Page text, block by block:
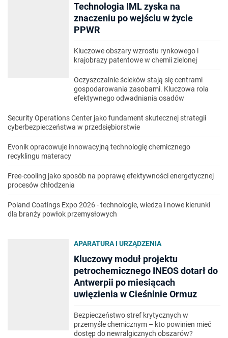
Technologia IML zyska na
znaczeniu po wejściu w życie
PPWR
Kluczowe obszary wzrostu rynkowego i
krajobrazy patentowe w chemii zielonej
Oczyszczalnie ścieków stają się centrami
gospodarowania zasobami. Kluczowa rola
efektywnego odwadniania osadów
Security Operations Center jako fundament skutecznej strategii
cyberbezpieczeństwa w przedsiębiorstwie
Evonik opracowuje innowacyjną technologię chemicznego
recyklingu materacy
Free-cooling jako sposób na poprawę efektywności energetycznej
procesów chłodzenia
Poland Coatings Expo 2026 - technologie, wiedza i nowe kierunki
dla branży powłok przemysłowych
APARATURA I URZĄDZENIA
Kluczowy moduł projektu
petrochemicznego INEOS dotarł do
Antwerpii po miesiącach
uwięzienia w Cieśninie Ormuz
Bezpieczeństwo stref krytycznych w
przemyśle chemicznym – kto powinien mieć
dostęp do newralgicznych obszarów?